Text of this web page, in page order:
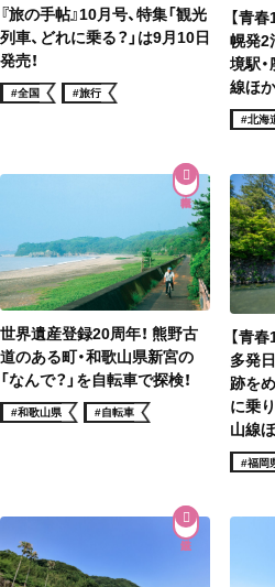
『旅の手帖』10月号、特集「観光
列車、どれに乗る？」は9月10日
発売！
#全国 #旅行
【青
幌発2
境駅
線ほか
#北海
世界遺産登録20周年！ 熊野古
道のある町・和歌山県新宮の
「なんで？」を自転車で探検！
#和歌山県 #自転車
【青
多発
跡を
に乗
山線ほ
#福岡